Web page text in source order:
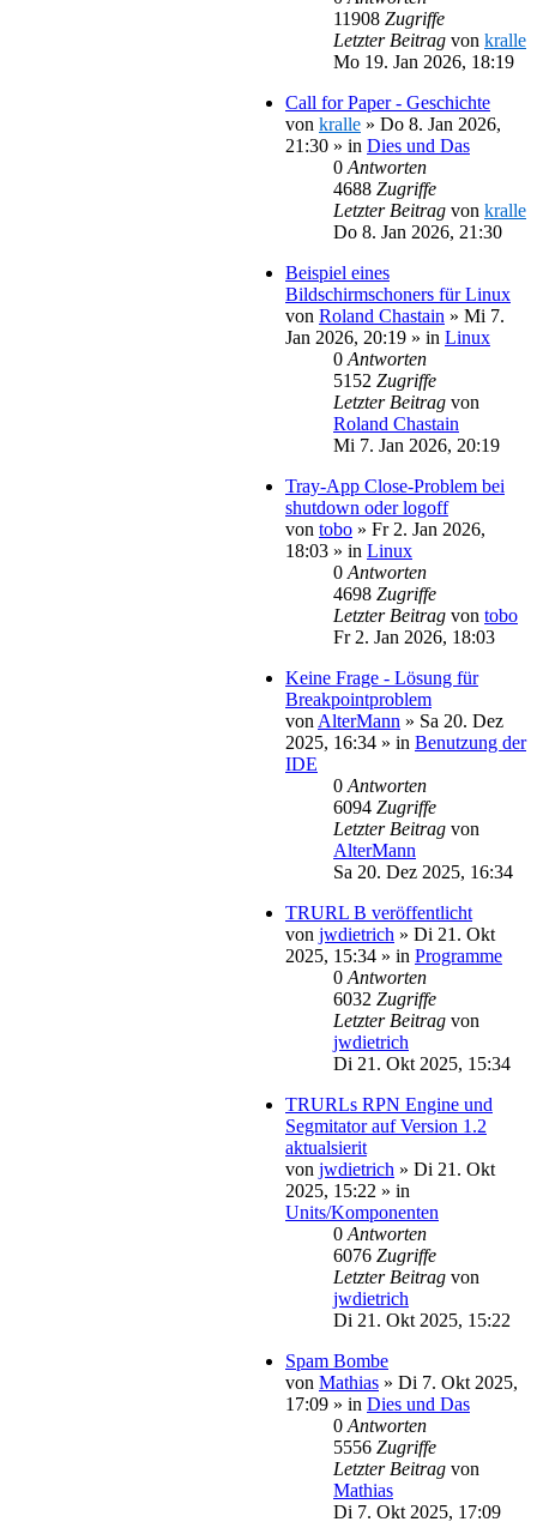
11908 Zugriffe
Letzter Beitrag von kralle
Mo 19. Jan 2026, 18:19
Call for Paper - Geschichte
von kralle » Do 8. Jan 2026,
21:30 » in Dies und Das
0 Antworten
4688 Zugriffe
Letzter Beitrag von kralle
Do 8. Jan 2026, 21:30
Beispiel eines
Bildschirmschoners für Linux
von Roland Chastain » Mi 7.
Jan 2026, 20:19 » in Linux
0 Antworten
5152 Zugriffe
Letzter Beitrag von
Roland Chastain
Mi 7. Jan 2026, 20:19
Tray-App Close-Problem bei
shutdown oder logoff
von tobo » Fr 2. Jan 2026,
18:03 » in Linux
0 Antworten
4698 Zugriffe
Letzter Beitrag von tobo
Fr 2. Jan 2026, 18:03
Keine Frage - Lösung für
Breakpointproblem
von AlterMann » Sa 20. Dez
2025, 16:34 » in Benutzung der
IDE
0 Antworten
6094 Zugriffe
Letzter Beitrag von
AlterMann
Sa 20. Dez 2025, 16:34
TRURL B veröffentlicht
von jwdietrich » Di 21. Okt
2025, 15:34 » in Programme
0 Antworten
6032 Zugriffe
Letzter Beitrag von
jwdietrich
Di 21. Okt 2025, 15:34
TRURLs RPN Engine und
Segmitator auf Version 1.2
aktualsierit
von jwdietrich » Di 21. Okt
2025, 15:22 » in
Units/Komponenten
0 Antworten
6076 Zugriffe
Letzter Beitrag von
jwdietrich
Di 21. Okt 2025, 15:22
Spam Bombe
von Mathias » Di 7. Okt 2025,
17:09 » in Dies und Das
0 Antworten
5556 Zugriffe
Letzter Beitrag von
Mathias
Di 7. Okt 2025, 17:09